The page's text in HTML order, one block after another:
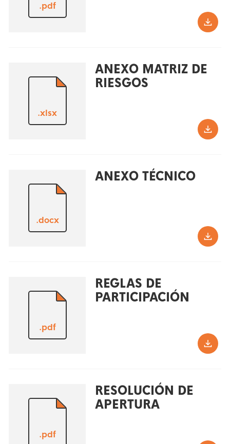
.pdf
.xlsx
ANEXO MATRIZ DE
RIESGOS
.docx
ANEXO TÉCNICO
.pdf
REGLAS DE
PARTICIPACIÓN
.pdf
RESOLUCIÓN DE
APERTURA